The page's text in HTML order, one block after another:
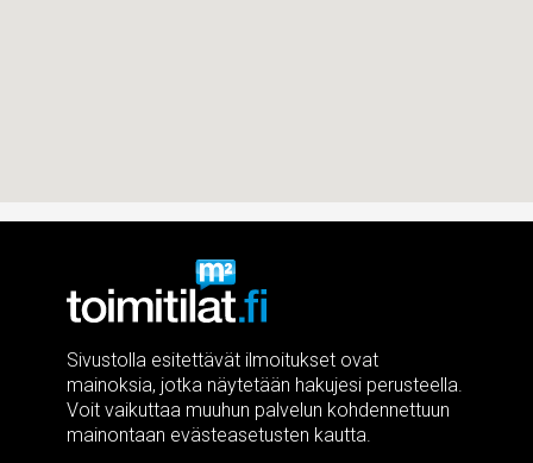
Sivustolla esitettävät ilmoitukset ovat
mainoksia, jotka näytetään hakujesi perusteella.
Voit vaikuttaa muuhun palvelun kohdennettuun
mainontaan evästeasetusten kautta.